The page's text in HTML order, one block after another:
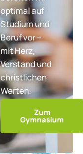
optimal auf
Studium und
Beruf vor –
mit Herz,
Verstand und
christlichen
Werten.
Zum
Gymnasium